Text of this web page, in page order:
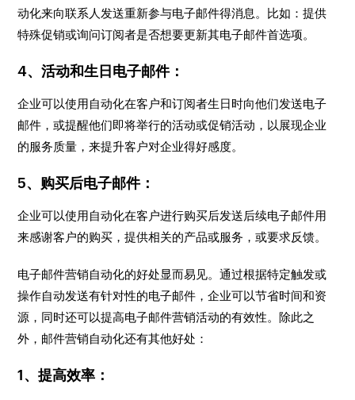
动化来向联系人发送重新参与电子邮件得消息。比如：提供
特殊促销或询问订阅者是否想要更新其电子邮件首选项。
4、活动和生日电子邮件：
企业可以使用自动化在客户和订阅者生日时向他们发送电子
邮件，或提醒他们即将举行的活动或促销活动，以展现企业
的服务质量，来提升客户对企业得好感度。
5、购买后电子邮件：
企业可以使用自动化在客户进行购买后发送后续电子邮件用
来感谢客户的购买，提供相关的产品或服务，或要求反馈。
电子邮件营销自动化的好处显而易见。通过根据特定触发或
操作自动发送有针对性的电子邮件，企业可以节省时间和资
源，同时还可以提高电子邮件营销活动的有效性。除此之
外，邮件营销自动化还有其他好处：
1、提高效率：